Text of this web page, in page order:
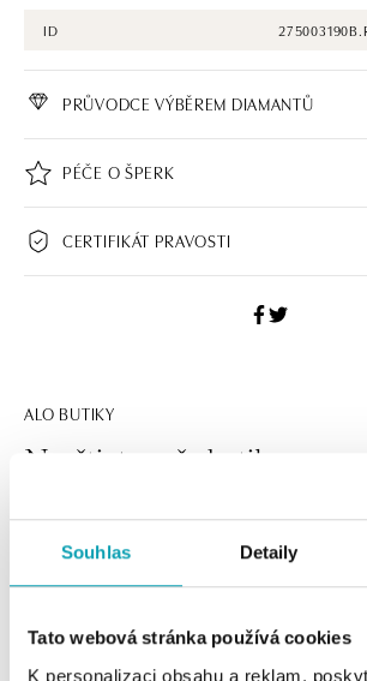
Souhlas Detaily
Tato webová stránka používá cookies
K personalizaci obsahu a reklam,
ID
PRŮVODCE VÝBĚREM DIAMANTŮ
PÉČE O ŠPERK
CERTIFIKÁT PRAVOSTI
ALO BUTIKY
Navštivte naše butiky